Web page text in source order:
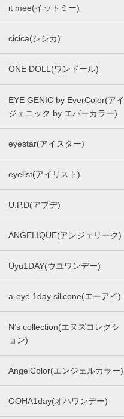
it mee(イットミー)
cicica(シシカ)
ONE DOLL(ワンドール)
EYE GENIC by EverColor(アイ
ジェニック by エバーカラー)
eyestar(アイスター)
eyelist(アイリスト)
U.P.D(アプデ)
ANGELIQUE(アンジェリーク)
Uyu1DAY(ウユワンデー)
a-eye 1day silicone(エーアイ)
N’s collection(エヌズコレクシ
ョン)
AngelColor(エンジェルカラー)
OOHA1day(オハワンデー)